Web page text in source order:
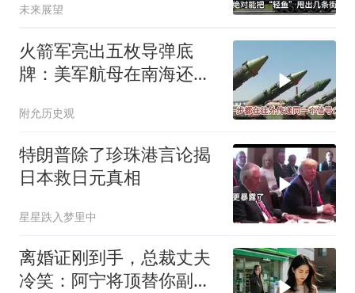
未来展望
火箭军亮出五枚导弹底
牌：美军航母在南海还有
附允历史观
特朗普除了珍珠港言论揭
日本救日元真相
星星跌入梦里中
离婚证刚到手，总裁丈夫
冷笑：阿宁将顶替你副总